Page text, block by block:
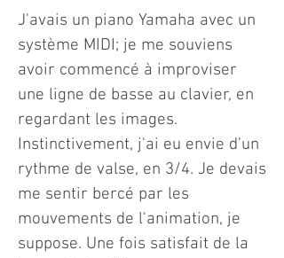
J'avais un piano Yamaha avec un
système MIDI; je me souviens
avoir commencé à improviser
une ligne de basse au clavier, en
regardant les images.
Instinctivement, j'ai eu envie d'un
rythme de valse, en 3/4. Je devais
me sentir bercé par les
mouvements de l'animation, je
suppose. Une fois satisfait de la